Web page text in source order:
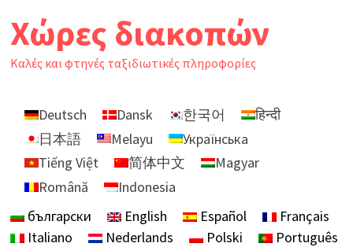
toΧώρες διακοπών
Καλές και φτηνές ταξιδιωτικές πληροφορίες
Deutsch Dansk 한국어
हिन्दी
日本語
Melayu
Українська
Tiếng Việt
简体中文
Magyar
Română
Indonesia
български
English Español
Français
Italiano
Nederlands Polski
Português